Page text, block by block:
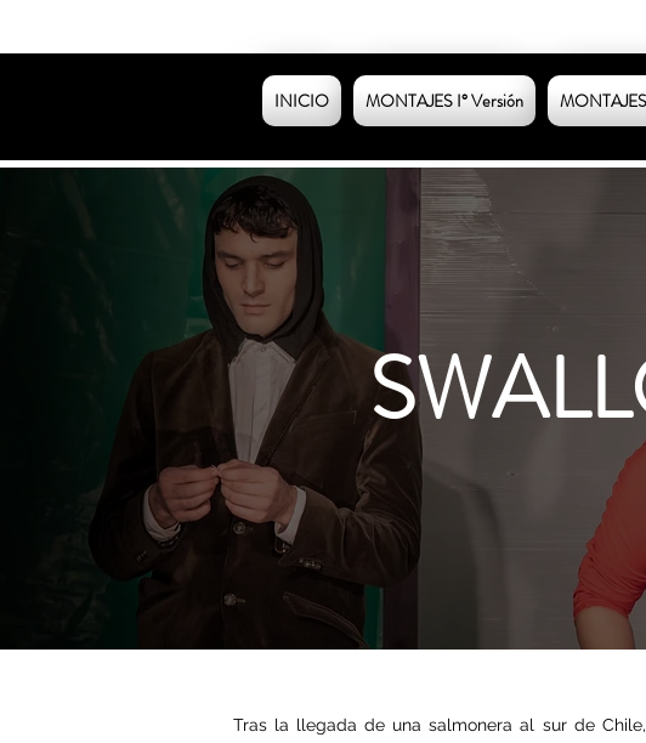
INICIO MONTAJES I° Versión
Tras la llegada de una salmonera al sur de